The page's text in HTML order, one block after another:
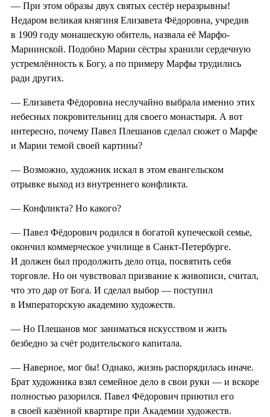
— При этом образы двух святых сестёр неразрывны!
Недаром великая княгиня Елизавета Фёдоровна, учредив
в 1909 году монашескую обитель, назвала её Марфо-
Мариинской. Подобно Марии сёстры хранили сердечную
устремлённость к Богу, а по примеру Марфы трудились
ради других.
— Елизавета Фёдоровна неслучайно выбрала именно этих
небесных покровительниц для своего монастыря. А вот
интересно, почему Павел Плешанов сделал сюжет о Марфе
и Марии темой своей картины?
— Возможно, художник искал в этом евангельском
отрывке выход из внутреннего конфликта.
— Конфликта? Но какого?
— Павел Фёдорович родился в богатой купеческой семье,
окончил коммерческое училище в Санкт-Петербурге.
И должен был продолжить дело отца, посвятить себя
торговле. Но он чувствовал призвание к живописи, считал,
что это дар от Бога. И сделал выбор — поступил
в Императорскую академию художеств.
— Но Плешанов мог заниматься искусством и жить
безбедно за счёт родительского капитала.
— Наверное, мог бы! Однако, жизнь распорядилась иначе.
Брат художника взял семейное дело в свои руки — и вскоре
полностью разорился. Павел Фёдорович приютил его
в своей казённой квартире при Академии художеств.